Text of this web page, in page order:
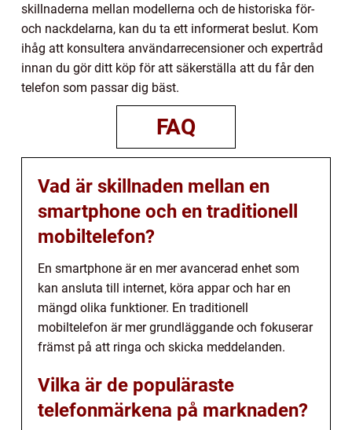
skillnaderna mellan modellerna och de historiska för-
och nackdelarna, kan du ta ett informerat beslut. Kom
ihåg att konsultera användarrecensioner och expertråd
innan du gör ditt köp för att säkerställa att du får den
telefon som passar dig bäst.
FAQ
Vad är skillnaden mellan en
smartphone och en traditionell
mobiltelefon?
En smartphone är en mer avancerad enhet som
kan ansluta till internet, köra appar och har en
mängd olika funktioner. En traditionell
mobiltelefon är mer grundläggande och fokuserar
främst på att ringa och skicka meddelanden.
Vilka är de populäraste
telefonmärkena på marknaden?